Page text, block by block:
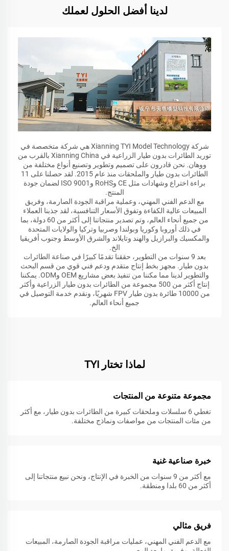
لدينا أفضل الحلول لعملك
شركة Xianning TYI Model Technology هي شركة متخصصة في
توريد الطائرات بدون طيار الزراعية في Xianning China بالقرب من
ووهان. نحن قادرون على تصميم وتطوير وتصنيع أنواع مختلفة من
الطائرات بدون طيار والملحقات منذ عام 2015. لقد حصلنا على 11
براءة اختراع وشهادات مثل CE وRoHS وISO 9001 لضمان جودة
المنتج.
مع الدعم الفني المهني، وعملية مراقبة الجودة الصارمة، وفريق
المبيعات عالية الكفاءة وتفوق الأسعار التنافسية، لقد جذبنا العملاء
من جميع أنحاء العالم، وتم تصدير منتجاتنا إلى أكثر من 60 دولة، بما
في ذلك أوروبا وكوريا وبولندا وصربيا وتركيا والولايات المتحدة
والمكسيك والبرازيل والهند وتايلاند والشرق الأوسط وجنوب أفريقيا
الخ.
بعد 9 سنوات من التطوير، حققنا تقدمًا كبيرًا في صناعة الطائرات
بدون طيار. مجهز بخط إنتاج متقدم ودعم فني قوي من قسم البحث
والتطوير لدينا مما مكننا من تنفيذ بعض مشاريع OEM وODM. يمكننا
إنتاج أكثر من 500 مجموعة من الطائرات بدون طيار الزراعية وأكثر
من 10000 طائرة بدون طيار FPV شهريًا، ونقدم خدمة التوصيل في
جميع أنحاء العالم.
لماذا تختار TYI
مجموعة متنوعة من المنتجات
تغطي 6 سلسلات وملحقات كبيرة من الطائرات بدون طيار، مع أكثر
من مئات المنتجات من مواصفات ونماذج مختلفة.
خبرة صناعية غنية
مع أكثر من 9 سنوات من الخبرة في الإنتاج، ونحن نبيع منتجاتنا إلى
أكثر من 60 بلدا ومنطقة.
فريق مثالي
مع الدعم الفني المهني، عمليات مراقبة الجودة الصارمة، المبيعات